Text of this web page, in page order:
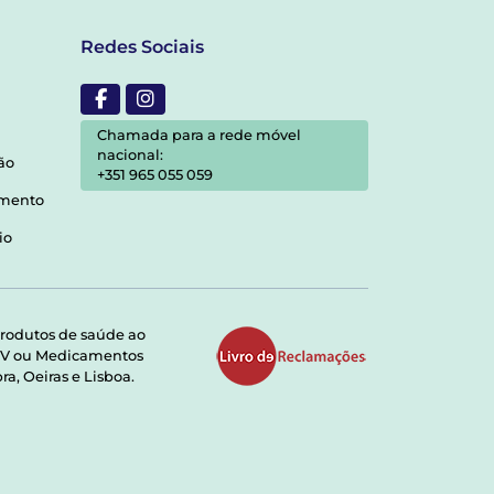
Redes Sociais
Chamada para a rede móvel
nacional:
+351 965 055 059
de saúde ao
ou Medicamentos
Oeiras e Lisboa.